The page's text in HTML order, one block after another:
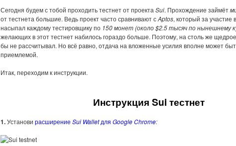
Сегодня будем с тобой проходить тестнет от проекта Sui. Прохождение займёт
от тестнета большие. Ведь проект часто сравнивают сAptos, который за участие
насыпал каждому тестировщику по 150 монет (около $2.5 тысяч по нынешнему
желающих в этот тестнет набилось гораздо больше. Поэтому, на столь же
бы не рассчитывал. Но всё равно, отдача на вложенные усилия вполне может
приемлемой.
Итак, переходим к инструкции.
Инструкция Sui тестнет
1.Установи расширение Sui Walletдля Google Chrome: